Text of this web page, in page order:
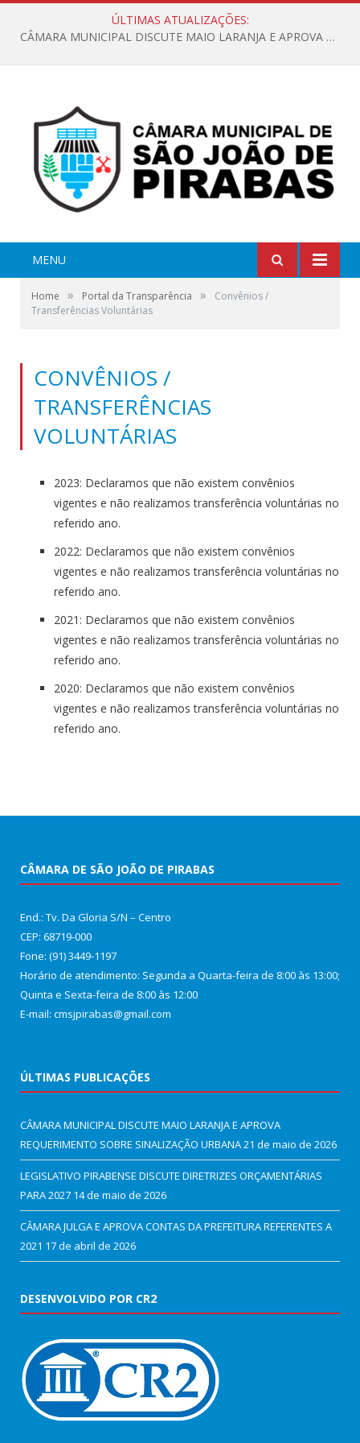
ÚLTIMAS ATUALIZAÇÕES:
CÂMARA MUNICIPAL DISCUTE MAIO LARANJA E APROVA REQUERIMENTO SOBRE SINALIZAÇÃO URBANA
MENU
Home » Portal da Transparência »
Convênios /
Transferências Voluntárias
CONVÊNIOS /
TRANSFERÊNCIAS
VOLUNTÁRIAS
2023: Declaramos que não existem convênios
vigentes e não realizamos transferência voluntárias no
referido ano.
2022: Declaramos que não existem convênios
vigentes e não realizamos transferência voluntárias no
referido ano.
2021: Declaramos que não existem convênios
vigentes e não realizamos transferência voluntárias no
referido ano.
2020: Declaramos que não existem convênios
vigentes e não realizamos transferência voluntárias no
referido ano.
CÂMARA DE SÃO JOÃO DE PIRABAS
End.: Tv. Da Gloria S/N – Centro
CEP: 68719-000
Fone: (91) 3449-1197
Horário de atendimento: Segunda a Quarta-feira de 8:00 às 13:00;
Quinta e Sexta-feira de 8:00 às 12:00
E-mail: cmsjpirabas@gmail.com
ÚLTIMAS PUBLICAÇÕES
CÂMARA MUNICIPAL DISCUTE MAIO LARANJA E APROVA
REQUERIMENTO SOBRE SINALIZAÇÃO URBANA21 de maio de 2026
LEGISLATIVO PIRABENSE DISCUTE DIRETRIZES ORÇAMENTÁRIAS
PARA 2027 14 de maio de 2026
CÂMARA JULGA E APROVA CONTAS DA PREFEITURA REFERENTES A
2021 17 de abril de 2026
DESENVOLVIDO POR CR2